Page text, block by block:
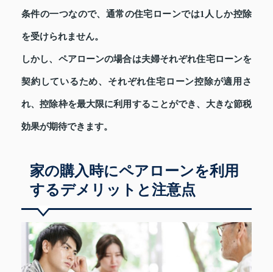
条件の一つなので、通常の住宅ローンでは1人しか控除
を受けられません。
しかし、ペアローンの場合は夫婦それぞれ住宅ローンを
契約しているため、それぞれ住宅ローン控除が適用さ
れ、控除枠を最大限に利用することができ、大きな節税
効果が期待できます。
家の購入時にペアローンを利用
するデメリットと注意点